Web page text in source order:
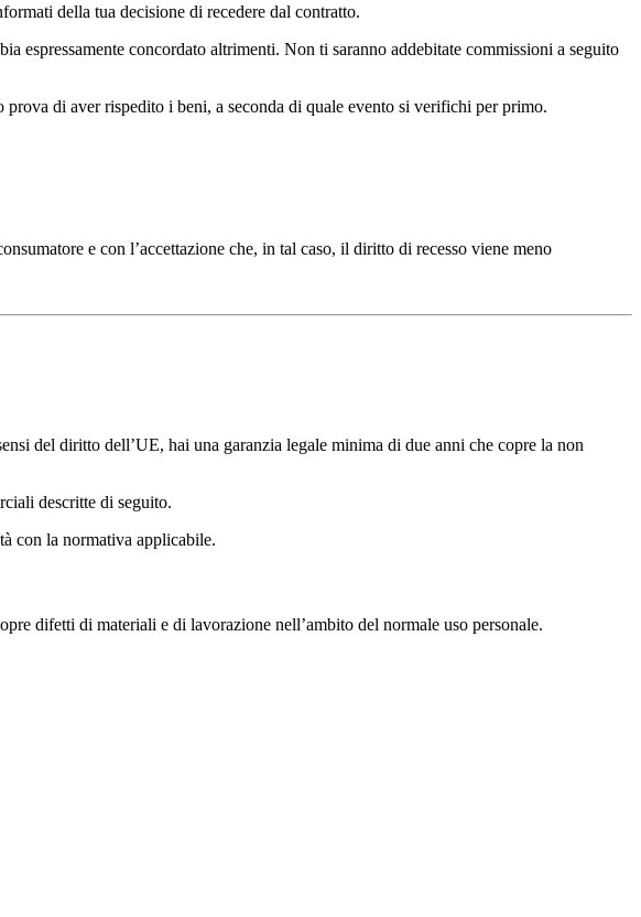
della tua decisione di recedere dal contratto.
espressamente concordato altrimenti. Non ti saranno addebitate commissioni a seguito
di aver rispedito i beni, a seconda di quale evento si verifichi per primo.
e con l’accettazione che, in tal caso, il diritto di recesso viene meno
del diritto dell’UE, hai una garanzia legale minima di due anni che copre la non
descritte di seguito.
con la normativa applicabile.
difetti di materiali e di lavorazione nell’ambito del normale uso personale.